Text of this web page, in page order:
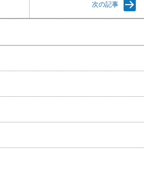
次の記事